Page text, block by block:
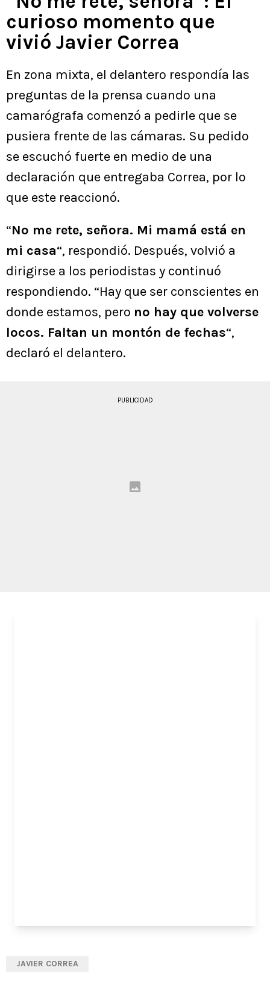
curioso momento que
vivió Javier Correa
En zona mixta, el delantero respondía las
preguntas de la prensa cuando una
camarógrafa comenzó a pedirle que se
pusiera frente de las cámaras. Su pedido
se escuchó fuerte en medio de una
declaración que entregaba Correa, por lo
que este reaccionó.
“No me rete, señora. Mi mamá está en
mi casa“, respondió. Después, volvió a
dirigirse a los periodistas y continuó
respondiendo. “Hay que ser conscientes en
donde estamos, pero no hay que volverse
locos. Faltan un montón de fechas“,
declaró el delantero.
PUBLICIDAD
JAVIER CORREA